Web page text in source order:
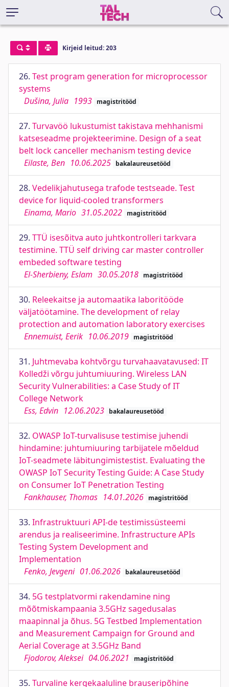
Kirjeid leitud: 203
26. Test program generation for microprocessor
systems
Dušina, Julia 1993 magistritööd
27. Turvavöö lukustumist takistava mehhanismi
katseseadme projekteerimine. Design of a seat
belt lock canceller mechanism testing device
Eilaste, Ben 10.06.2025 bakalaureusetööd
28. Vedelikjahutusega trafode testseade. Test
device for liquid-cooled transformers
Einama, Mario 31.05.2022 magistritööd
29. TTÜ isesõitva auto juhtkontrolleri tarkvara
testimine. TTÜ self driving car master controller
embeded software testing
El-Sherbieny, Eslam 30.05.2018 magistritööd
30. Releekaitse ja automaatika laboritööde
väljatöötamine. The development of relay
protection and automation laboratory exercises
Ennemuist, Eerik 10.06.2019 magistritööd
31. Juhtmevaba kohtvõrgu turvahaavatavused: IT
Kolledži võrgu juhtumiuuring. Wireless LAN
Security Vulnerabilities: a Case Study of IT
College Network
Ess, Edvin 12.06.2023 bakalaureusetööd
32. OWASP IoT-turvalisuse testimise juhendi
hindamine: juhtumiuuring tarbijatele mõeldud
IoT-seadmete läbitungimistestist. Evaluating the
OWASP IoT Security Testing Guide: A Case Study
on Consumer IoT Penetration Testing
Fankhauser, Thomas 14.01.2026 magistritööd
33. Infrastruktuuri API-de testimissüsteemi
arendus ja realiseerimine. Infrastructure APIs
Testing System Development and
Implementation
Fenko, Jevgeni 01.06.2026 bakalaureusetööd
34. 5G testplatvormi rakendamine ning
mõõtmiskampaania 3.5GHz sagedusalas
maapinnal ja õhus. 5G Testbed Implementation
and Measurement Campaign for Ground and
Aerial Coverage at 3.5GHz Band
Fjodorov, Aleksei 04.06.2021 magistritööd
35. Turvaline kergekaaluline brauseripõhine